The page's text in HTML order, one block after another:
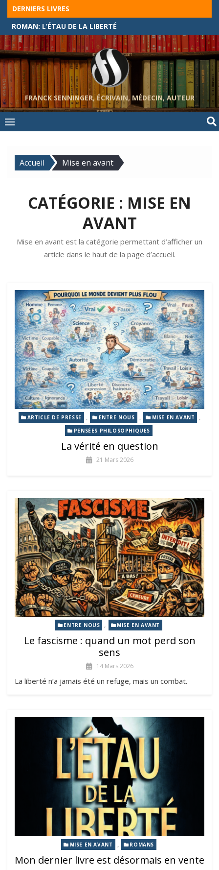
Skip
content
DERNIERS LIVRES
ROMAN: L’ÉTAU DE LA LIBERTÉ
FRANCK SENNINGER, ÉCRIVAIN, MÉDECIN, AUTEUR
Accueil Mise en avant
CATÉGORIE : MISE EN
AVANT
Mise en avant est la catégorie permettant d’afficher un
article dans le haut de la page d’accueil.
ARTICLE DE PRESSE , ENTRE NOUS , MISE EN AVANT ,
PENSÉES PHILOSOPHIQUES
La vérité en question
21 Mars 2026
ENTRE NOUS , MISE EN AVANT
Le fascisme : quand un mot perd son
sens
14 Mars 2026
La liberté n’a jamais été un refuge, mais un combat.
MISE EN AVANT , ROMANS
Mon dernier livre est désormais en vente